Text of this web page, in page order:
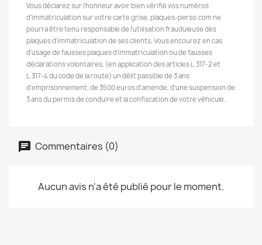
Vous déclarez sur l'honneur avoir bien vérifié vos numéros
d'immatriculation sur votre carte grise, plaques-perso.com ne
pourra être tenu responsable de l'utilisation frauduleuse des
plaques d'immatriculation de ses clients. Vous encourez en cas
d'usage de fausses plaques d'immatriculation ou de fausses
déclarations volontaires, (en application des articles L.317-2 et
L.317-4 du code de la route) un délit passible de 3 ans
d'emprisonnement, de 3500 euros d'amende, d'une suspension de
3 ans du permis de conduire et la confiscation de votre véhicule.
Commentaires (0)
Aucun avis n'a été publié pour le moment.